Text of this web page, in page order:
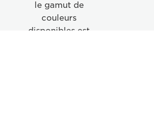
le gamut de
couleurs
disponibles est